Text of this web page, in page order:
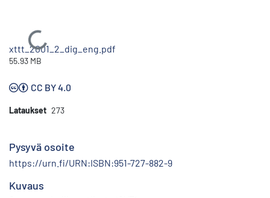
Ladataan...
xttt_2001_2_dig_eng.pdf
55.93 MB
CC BY 4.0
Lataukset 273
Pysyvä osoite
https://urn.fi/URN:ISBN:951-727-882-9
Kuvaus